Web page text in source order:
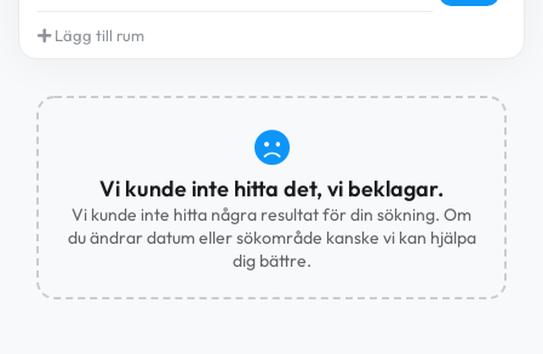
Lägg till rum
Vi kunde inte hitta det, vi beklagar.
Vi kunde inte hitta några resultat för din sökning. Om
du ändrar datum eller sökområde kanske vi kan hjälpa
dig bättre.